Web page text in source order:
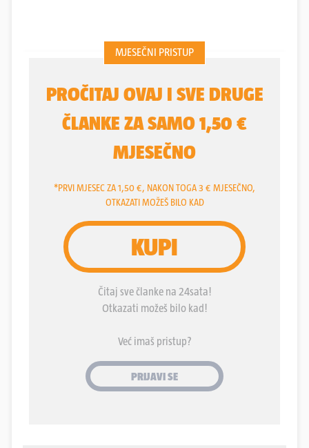
svjedočimo sličnim besmislicama. Mnogi pronalaze
i rupe u zakonu, pa su se dosjetili kako da rade i
su pekarnice i ove nedjelje radile, ali nisu
prodavale- kruh! Dakle, nisu obavljali svoju glavnu
djelatnost. Vlasnici pekarnica doskočili su
Vladinom zakonu tako da “neradnim nedjeljama”
ugostiteljski objekti. Danas gotovo da nema
pekarnice koje ne prodaju kavu, pa su i ranije
registrirane i za ugostiteljsku djelatnost.